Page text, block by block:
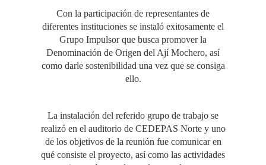
Con la participación de representantes de
diferentes instituciones se instaló exitosamente el
Grupo Impulsor que busca promover la
Denominación de Origen del Ají Mochero, así
como darle sostenibilidad una vez que se consiga
ello.
La instalación del referido grupo de trabajo se
realizó en el auditorio de CEDEPAS Norte y uno
de los objetivos de la reunión fue comunicar en
qué consiste el proyecto, así como las actividades